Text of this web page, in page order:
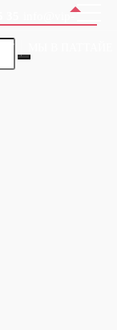
info@vip-